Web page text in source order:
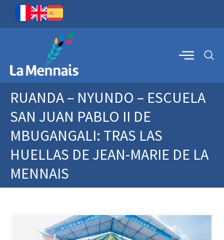
RUANDA – NYUNDO – ESCUELA
SAN JUAN PABLO II DE
MBUGANGALI: TRAS LAS
HUELLAS DE JEAN-MARIE DE LA
MENNAIS